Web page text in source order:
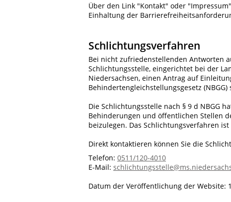
Über den Link "Kontakt" oder
Einhaltung der
Schlichtungsverfahren
Bei nicht zufriedenstellenden Antworten
Schlichtungsstelle, eingerichtet bei der
Niedersachsen, einen Antrag auf
Behindertengleichstellungsgesetz (NBGG)
Die Schlichtungsstelle nach § 9 d NBGG
Behinderungen und öffentlichen Stellen
beizulegen. Das Schlichtungsverfahren
Direkt kontaktieren können Sie die
Telefon: 0511/120-4010
E-Mail:
Datum der Veröffentlichung der Website: